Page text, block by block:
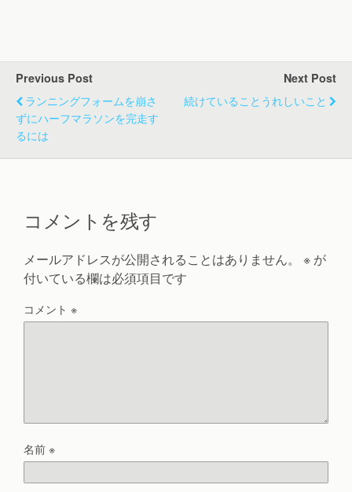
Previous Post
ランニングフォームを崩さ
ずにハーフマラソンを完走す
るには
Next Post
続けていることうれしいこと
コメントを残す
メールアドレスが公開されることはありません。 ※ が
付いている欄は必須項目です
コメント ※
名前※